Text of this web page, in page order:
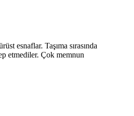
esnaflar. Taşıma sırasında
etmediler. Çok memnun